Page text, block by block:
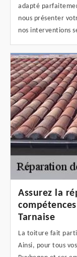
adapté
nous présenter
nos interventions
Assurez la
Tarnaise
La toiture fait
Ainsi, pour tous